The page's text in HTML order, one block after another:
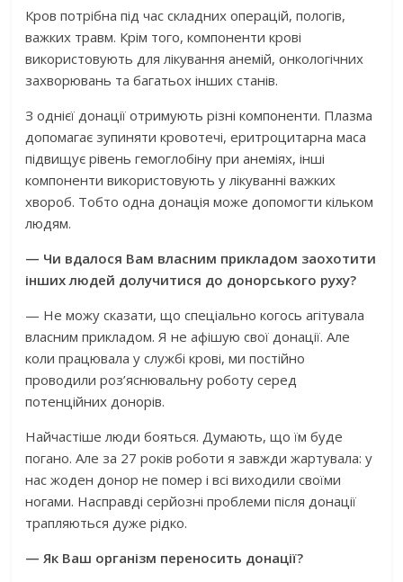
Кров потрібна під час складних операцій, пологів,
важких травм. Крім того, компоненти крові
використовують для лікування анемій, онкологічних
захворювань та багатьох інших станів.
З однієї донації отримують різні компоненти. Плазма
допомагає зупиняти кровотечі, еритроцитарна маса
підвищує рівень гемоглобіну при анеміях, інші
компоненти використовують у лікуванні важких
хвороб. Тобто одна донація може допомогти кільком
людям.
— Чи вдалося Вам власним прикладом заохотити
інших людей долучитися до донорського руху?
— Не можу сказати, що спеціально когось агітувала
власним прикладом. Я не афішую свої донації. Але
коли працювала у службі крові, ми постійно
проводили роз’яснювальну роботу серед
потенційних донорів.
Найчастіше люди бояться. Думають, що їм буде
погано. Але за 27 років роботи я завжди жартувала: у
нас жоден донор не помер і всі виходили своїми
ногами. Насправді серйозні проблеми після донації
трапляються дуже рідко.
— Як Ваш організм переносить донації?